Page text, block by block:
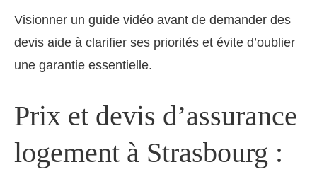
Visionner un guide vidéo avant de demander des
devis aide à clarifier ses priorités et évite d’oublier
une garantie essentielle.
Prix et devis d’assurance
logement à Strasbourg :